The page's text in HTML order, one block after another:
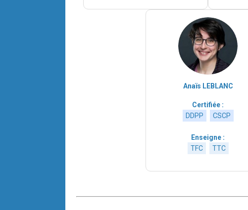
Anaïs LEBLANC
Certifiée :
DDPP
CSCP
Enseigne :
TFC
TTC